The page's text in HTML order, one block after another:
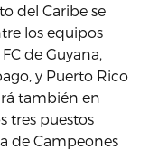
del Caribe se
los equipos
de Guyana,
y Puerto Rico
también en
tres puestos
de Campeones